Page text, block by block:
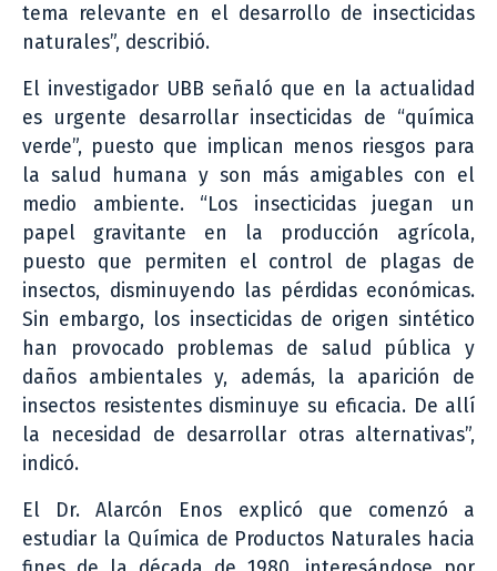
tema relevante en el desarrollo de insecticidas
naturales”, describió.
El investigador UBB señaló que en la actualidad
es urgente desarrollar insecticidas de “química
verde”, puesto que implican menos riesgos para
la salud humana y son más amigables con el
medio ambiente. “Los insecticidas juegan un
papel gravitante en la producción agrícola,
puesto que permiten el control de plagas de
insectos, disminuyendo las pérdidas económicas.
Sin embargo, los insecticidas de origen sintético
han provocado problemas de salud pública y
daños ambientales y, además, la aparición de
insectos resistentes disminuye su eficacia. De allí
la necesidad de desarrollar otras alternativas”,
indicó.
El Dr. Alarcón Enos explicó que comenzó a
estudiar la Química de Productos Naturales hacia